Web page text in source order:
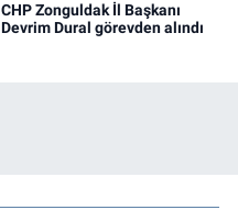
CHP Zonguldak İl Başkanı
Devrim Dural görevden alındı